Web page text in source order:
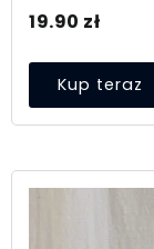
19.90 zł
Kup teraz